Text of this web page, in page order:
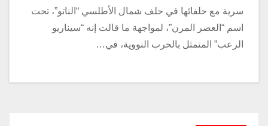
سرية مع حلفائها في حلف شمال الأطلسي “الناتو”، تحت
اسم “العصر المرن”، لمواجهة ما قالت إنه “سيناريو
الرعب” المتمثل بالحرب النووية، في…